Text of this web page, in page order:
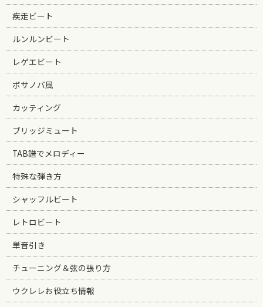
疾走ビート
ルンルンビート
レゲエビート
ボサノバ風
カッティング
ブリッジミュート
TAB譜でメロディー
特殊な弾き方
シャッフルビート
レトロビート
単音引き
チューニング＆弦の張り方
ウクレレお役立ち情報